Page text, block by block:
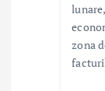
zona